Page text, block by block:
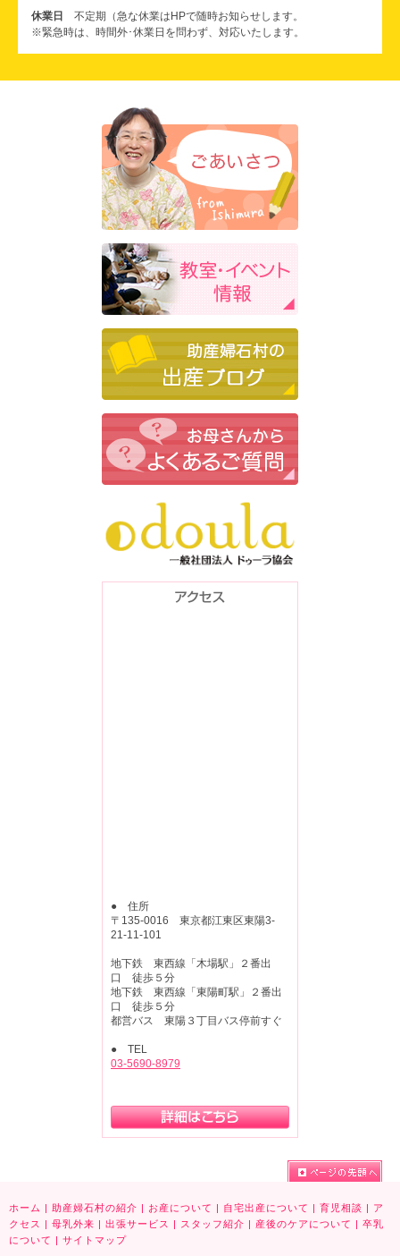
休業日
不定期（急な休業はHPで随時お知らせします。
※緊急時は、時間外･休業日を問わず、対応いたします。
● 住所
〒135-0016 東京都江東区東陽3-
21-11-101
地下鉄 東西線「木場駅」２番出
口 徒歩５分
地下鉄 東西線「東陽町駅」２番出
口 徒歩５分
都営バス 東陽３丁目バス停前すぐ
● TEL
03-5690-8979
ホーム | 助産婦石村の紹介 | お産について | 自宅出産について | 育児相談 | ア
クセス
| 母乳外来 | 出張サービス | スタッフ紹介 | 産後のケアについて | 卒乳
について | サイトマップ